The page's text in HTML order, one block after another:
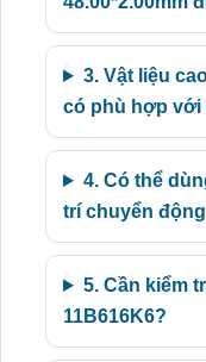
3. Vật liệu
có phù hợp với
4. Có thể
trí chuyển
5. Cần kiểm
11B616K6?